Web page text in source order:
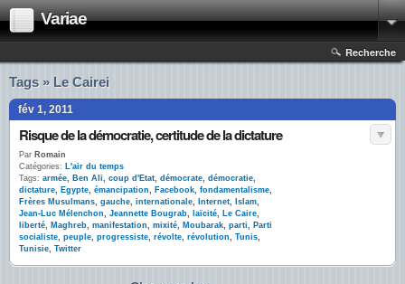
Variae
Recherche
Tags » Le Cairei
fév 1, 2011
Risque de la démocratie, certitude de la dictature
Par Romain
Catégories: L'air du temps
Tags: armée, Ben Ali, coup d'Etat, démocrate, démocratie,
dictature, Egypte, émancipation, Facebook, fondamentalisme,
Frères Musulmans, gauche, internationale, Internet, Islam,
Jean-Luc Mélenchon, Jeannette Bougrab, laïcité, Le Caire,
liberté, Maghreb, manifestation, mixité, Moubarak, parti, Parti
socialiste, peuple, progressiste, révolte, révolution, Tunis,
Tunisie, Twitter